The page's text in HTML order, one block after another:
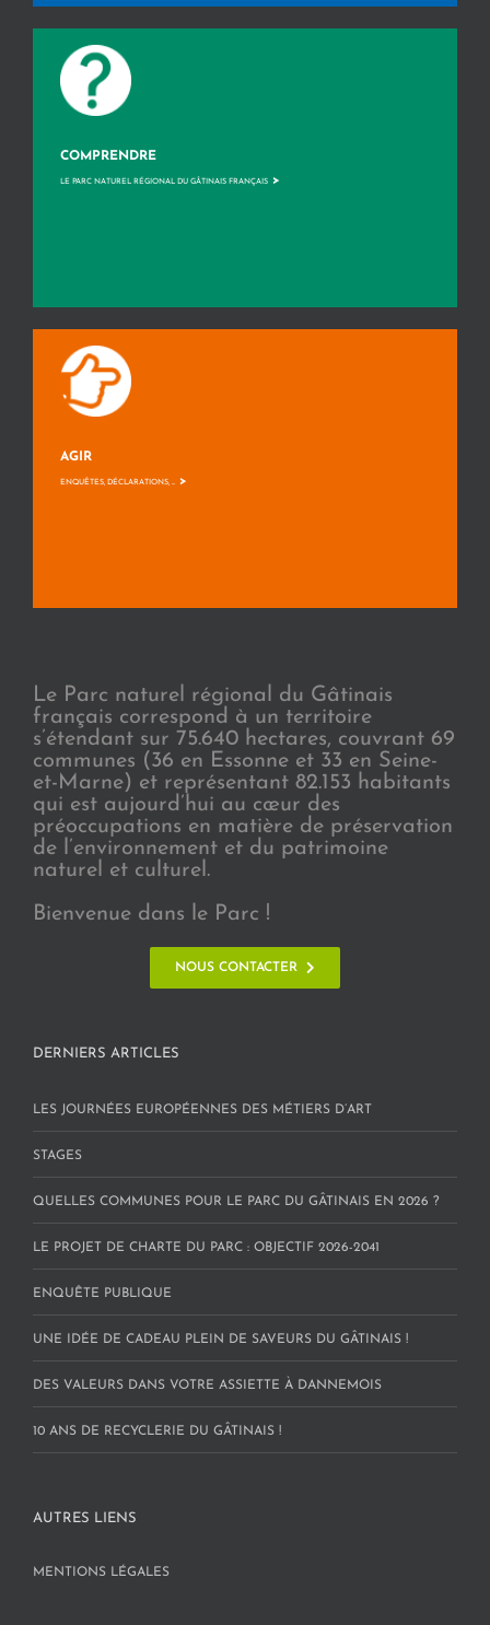
COMPRENDRE
LE PARC NATUREL RÉGIONAL DU GÂTINAIS FRANÇAIS >
AGIR
ENQUÊTES, DÉCLARATIONS, ... >
Le Parc naturel régional du Gâtinais
français correspond à un territoire
s’étendant sur 75.640 hectares, couvrant 69
communes (36 en Essonne et 33 en Seine-
et-Marne) et représentant 82.153 habitants
qui est aujourd’hui au cœur des
préoccupations en matière de préservation
de l’environnement et du patrimoine
naturel et culturel.
Bienvenue dans le Parc !
NOUS CONTACTER
DERNIERS ARTICLES
LES JOURNÉES EUROPÉENNES DES MÉTIERS D’ART
STAGES
QUELLES COMMUNES POUR LE PARC DU GÂTINAIS EN 2026 ?
LE PROJET DE CHARTE DU PARC : OBJECTIF 2026-2041
ENQUÊTE PUBLIQUE
UNE IDÉE DE CADEAU PLEIN DE SAVEURS DU GÂTINAIS !
DES VALEURS DANS VOTRE ASSIETTE À DANNEMOIS
10 ANS DE RECYCLERIE DU GÂTINAIS !
AUTRES LIENS
MENTIONS LÉGALES